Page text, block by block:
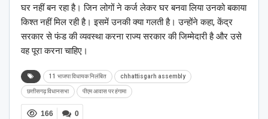
घर नहीं बन रहा है। जिन लोगों ने कर्ज लेकर घर बनवा लिया उनको बकाया
किश्त नहीं मिल रही है। इसमें उनकी क्या गलती है। उन्होंने कहा, केंद्र
सरकार से फंड की व्यवस्था करना राज्य सरकार की जिम्मेदारी है और उसे
वह पूरा करना चाहिए।
11 भाजपा विधायक निलंबित chhattisgarh assembly
छत्तीसगढ़ विधानसभा पीएम आवास पर हंगामा
0
166